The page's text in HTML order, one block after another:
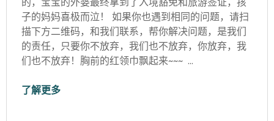
子的妈妈喜极而泣！ 如果你也遇到相同的问题，请扫
描下方二维码，和我们联系，帮你解决问题，是我们
的责任，只要你不放弃，我们也不放弃，你放弃，我
们也不放弃！胸前的红领巾飘起来~~~ …
了解更多